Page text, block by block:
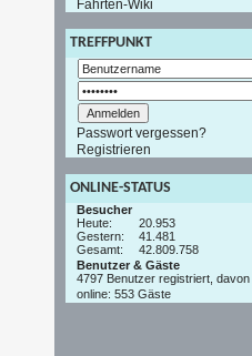
Fahrten-Wiki
TREFFPUNKT
Passwort vergessen?
Registrieren
ONLINE-STATUS
Besucher
Heute:
20.953
Gestern:
41.481
Gesamt:
42.809.758
Benutzer & Gäste
4797 Benutzer registriert, davon
online: 553 Gäste